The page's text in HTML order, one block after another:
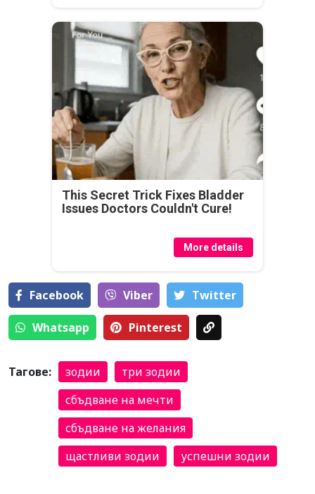
This Secret Trick Fixes Bladder
Issues Doctors Couldn't Cure!
More details
Facebook Viber Тwitter
Whatsapp Pinterest
Тагове: зодии
три зодии
сбъдване на мечти
сбъдване на желания
щастливи зодии
успешни зодии